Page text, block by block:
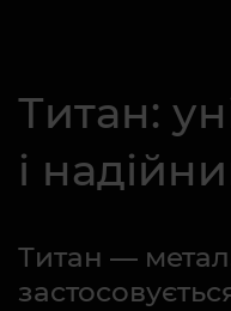
Титан:
і
Титан —